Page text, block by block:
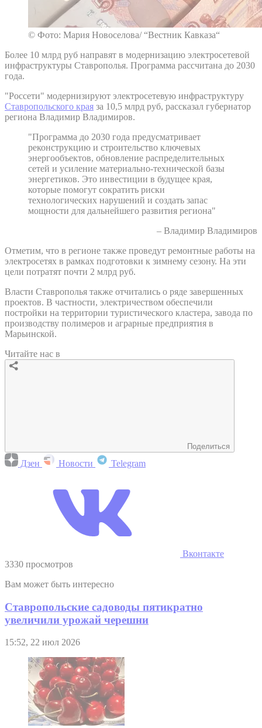
© Фото: Мария Новоселова/ “Вестник Кавказа“
Более 10 млрд руб направят в модернизацию электросетевой
инфраструктуры Ставрополья. Программа рассчитана до 2030
года.
"Россети" модернизируют электросетевую инфраструктуру
Ставропольского края за 10,5 млрд руб, рассказал губернатор
региона Владимир Владимиров.
"Программа до 2030 года предусматривает
реконструкцию и строительство ключевых
энергообъектов, обновление распределительных
сетей и усиление материально-технической базы
энергетиков. Это инвестиции в будущее края,
которые помогут сократить риски
технологических нарушений и создать запас
мощности для дальнейшего развития региона"
– Владимир Владимиров
Отметим, что в регионе также проведут ремонтные работы на
электросетях в рамках подготовки к зимнему сезону. На эти
цели потратят почти 2 млрд руб.
Власти Ставрополья также отчитались о ряде завершенных
проектов. В частности, электричеством обеспечили
постройки на территории туристического кластера, завода по
производству полимеров и аграрные предприятия в
Марьинской.
Читайте нас в
Поделиться
Дзен Новости Telegram
Вконтакте
3330 просмотров
Вам может быть интересно
Ставропольские садоводы пятикратно
увеличили урожай черешни
15:52, 22 июл 2026